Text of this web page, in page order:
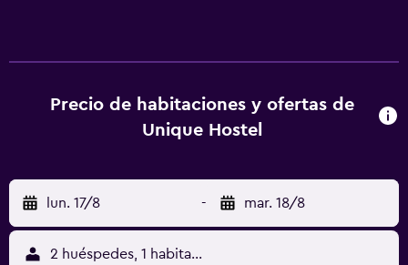
acceso a Internet wifi gratis. Se ofrece servicio de
limpieza todos los días y es posible solicitar tabla de
Precio de habitaciones y ofertas de
Unique Hostel
lun. 17/8 - mar. 18/8
2 huéspedes, 1 habitación